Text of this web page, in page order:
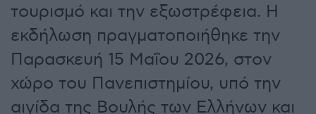
τουρισμό και την εξωστρέφεια. Η
εκδήλωση πραγματοποιήθηκε την
Παρασκευή 15 Μαΐου 2026, στον
χώρο του Πανεπιστημίου, υπό την
αιγίδα της Βουλής των Ελλήνων και